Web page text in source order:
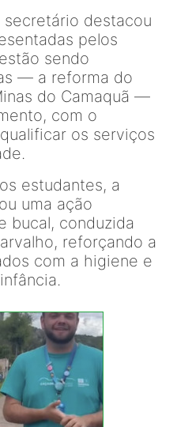
destacou
pelos
sendo
— a reforma do
do Camaquã —
com o
os serviços
estudantes, a
uma ação
bucal, conduzida
reforçando a
com a higiene e